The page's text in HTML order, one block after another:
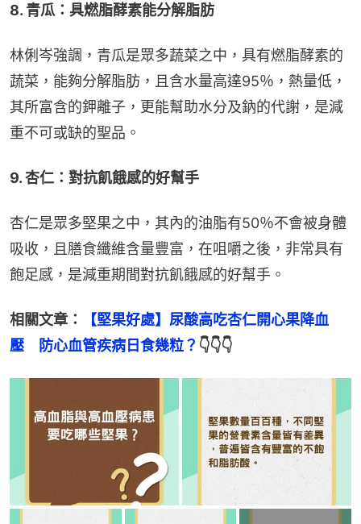
8. 青瓜：具燃脂酵素能分解脂肪
林俐岑強調，青瓜是眾多蔬菜之中，具有燃脂酵素的
蔬菜，能夠分解脂肪，且含水量高達95％，熱量低，
其所富含的鉀離子，更能幫助水分及鈉的代謝，是減
重不可或缺的聖品。
9. 杏仁：對抗飢餓感的好幫手
杏仁是眾多堅果之中，其內的油脂有50％不會被身體
吸收，且膳食纖維含量豐富，在咀嚼之後，非常具有
飽足感，是減重期間對抗飢餓感的好幫手。
相關文章：
【堅果好處】尿酸高吃杏仁開心果降血
壓　防心血管疾病日食幾粒？ 👇👇👇